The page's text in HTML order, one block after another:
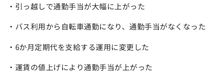
・引っ越しで通勤手当が大幅に上がった
・バス利用から自転車通勤になり、通勤手当がなくなった
・6か月定期代を支給する運用に変更した
・運賃の値上げにより通勤手当が上がった